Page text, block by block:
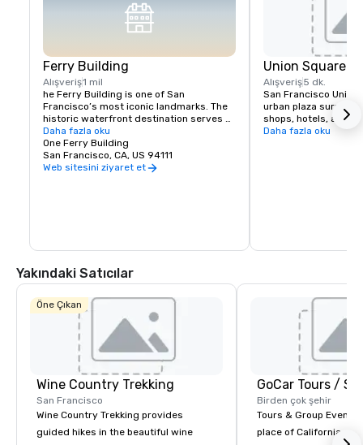
Ferry Building
Alışveriş1 mil
he Ferry Building is one of San
Francisco’s most iconic landmarks. The
historic waterfront destination serves
as both a gateway to the city and a
gathering place for the Bay Area
community. At its heart is the Ferry
Building Marketplace, a vibrant collection
showcasing businesses that prioritize
environment where artisan
Explore our merchants here.
Daha fazla oku
One Ferry Building
San Francisco, CA, US 94111
Web sitesini ziyaret et
Union Square
Alışveriş5 dk.
San Francisco
urban plaza
shops, hotels, and
hub for shopping,
Daha fazla oku
Yakındaki Satıcılar
Öne Çıkan
Wine Country Trekking
San Francisco
Wine Country Trekking provides
guided hikes in the beautiful wine
Birden çok şehir
Tours & Group Events
place of California.